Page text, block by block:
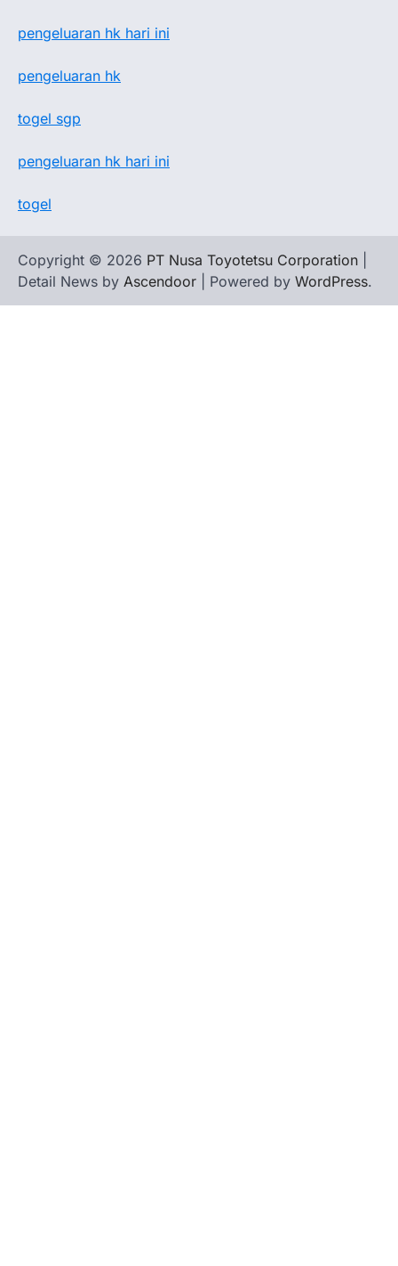
pengeluaran hk hari ini
pengeluaran hk
togel sgp
pengeluaran hk hari ini
togel
Copyright © 2026 PT Nusa Toyotetsu Corporation
Detail News by Ascendoor | Powered by WordPress.